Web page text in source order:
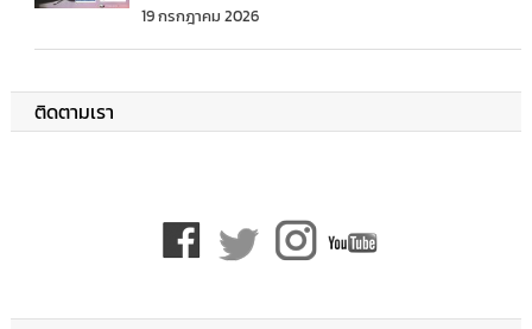
19 กรกฎาคม 2026
ติดตามเรา